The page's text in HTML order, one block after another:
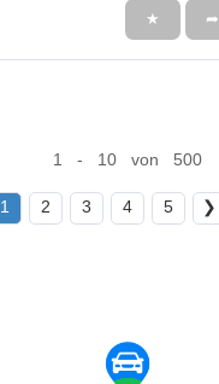
★ ➦
1 - 10 von 500
1 2 3 4 5 ❯